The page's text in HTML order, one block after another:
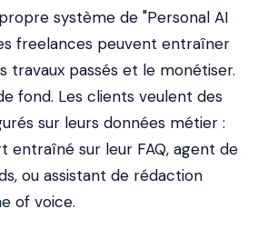
système de "Personal AI
freelances peuvent entraîner
travaux passés et le monétiser.
fond. Les clients veulent des
sur leurs données métier :
entraîné sur leur FAQ, agent de
ou assistant de rédaction
of voice.